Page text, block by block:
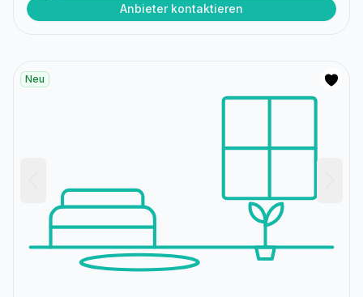
Anbieter kontaktieren
Neu